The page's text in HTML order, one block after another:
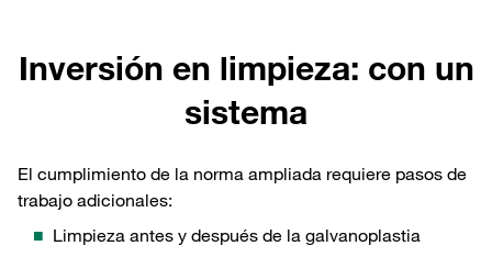
Inversión en limpieza: con un
sistema
El cumplimiento de la norma ampliada requiere pasos de
trabajo adicionales:
Limpieza antes y después de la galvanoplastia